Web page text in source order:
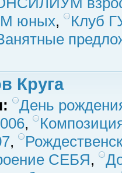
юных,
Клуб
Круга
День
,
,
СЕБЯ,